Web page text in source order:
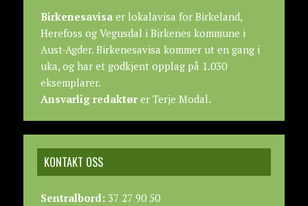
Birkenesavisaer lokalavisa for Birkeland,
Herefoss og Vegusdal i Birkenes kommune i
Aust-Agder. Birkenesavisa kommer ut en gang i
uka, og har et godkjent opplag på 1.030
eksemplarer.
Ansvarlig redaktører Terje Modal.
KONTAKT OSS
Sentralbord:37 27 90 50